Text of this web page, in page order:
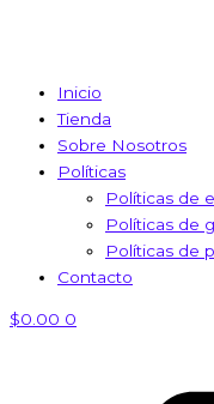
Inicio
Tienda
Sobre Nosotros
Políticas
Políticas de
Políticas de
Políticas de
Contacto
$0.00 0